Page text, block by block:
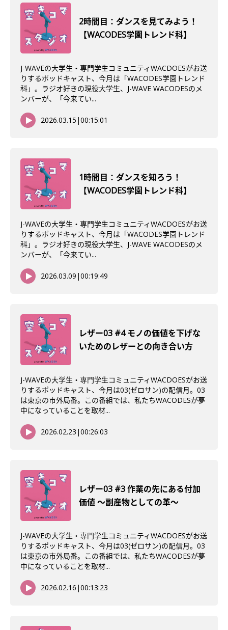
2時間目：ダンスを見てみよう！
【WACODES学園トレンド科】
J-WAVEの大学生・専門学生コミュニティWACDOESがお送
りするポッドキャスト、今月は「WACODES学園トレンド
科」。ラジオ好きの現役大学生、J-WAVE WACODESのメ
ンバーが、「今来てい...
2026.03.15 |00:15:01
1時間目：ダンスを知ろう！
【WACODES学園トレンド科】
J-WAVEの大学生・専門学生コミュニティWACDOESがお送
りするポッドキャスト、今月は「WACODES学園トレンド
科」。ラジオ好きの現役大学生、J-WAVE WACODESのメ
ンバーが、「今来てい...
2026.03.09 |00:19:49
レザー03 #4 モノの価値を下げな
いためのレザーとの向き合い方
J-WAVEの大学生・専門学生コミュニティWACDOESがお送
りするポッドキャスト、今月は03(ゼロサン)の配信月。03
は東京の市外局番。この番組では、私たちWACODESが夢
中になっていることを取材...
2026.02.23 |00:26:03
レザー03 #3 作業の先にある付加
価値 〜副産物としての革〜
J-WAVEの大学生・専門学生コミュニティWACDOESがお送
りするポッドキャスト、今月は03(ゼロサン)の配信月。03
は東京の市外局番。この番組では、私たちWACODESが夢
中になっていることを取材...
2026.02.16 |00:13:23